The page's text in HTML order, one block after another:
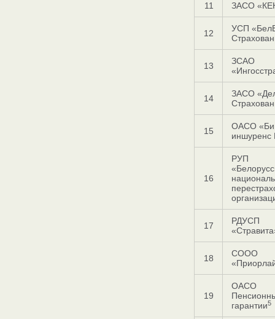
11 ЗАСО
12
УСП
13
ЗСАО
14
ЗАСО
15
ОАСО «Би
иншуренс
16
РУП
17
РДУСП
18
СООО
19
ОАСО
гарантии5